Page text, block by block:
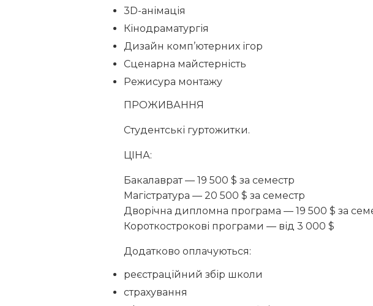
3D-анімація
Кінодраматургія
Дизайн комп’ютерних ігор
Сценарна майстерність
Режисура монтажу
ПРОЖИВАННЯ
Студентські гуртожитки.
ЦІНА:
Бакалаврат — 19 500 $ за семестр
Магістратура — 20 500 $ за семестр
Дворічна дипломна програма — 19 500 $ за
Короткострокові програми — від 3 000 $
Додатково оплачуються:
реєстраційний збір школи
страхування